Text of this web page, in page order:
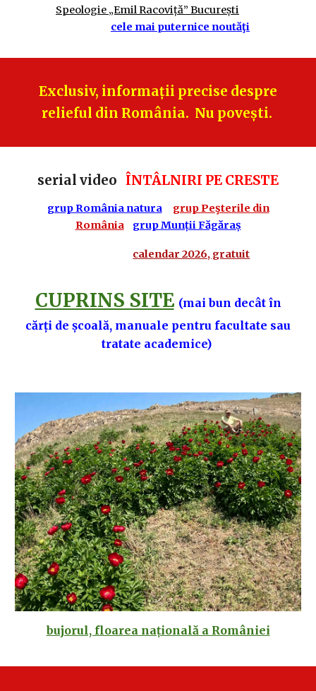
Speologie „Emil Racoviță” București
cele mai puternice noutăţi
Exclusiv, informații precise despre
relieful din România. Nu povești.
serial video ÎNTÂLNIRI PE CRESTE
grup România natura
grup Peşterile din
România
grup Munții Făgăraș
calendar 2026, gratuit
CUPRINS SITE (mai bun decât în
cărți de școală, manuale pentru facultate sau
tratate academice)
bujorul, floarea națională a României